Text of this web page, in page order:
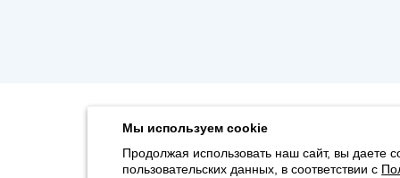
Мы используем cookie
Продолжая использовать наш сайт, вы даете
пользовательских данных, в соответствии с